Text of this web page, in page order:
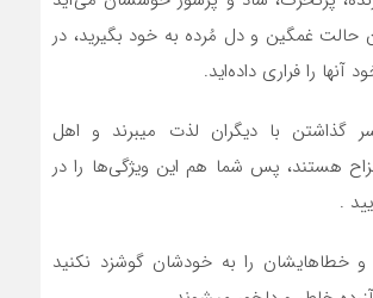
حالت غمگين و دل مُرده به خود بگيريد، در
را فراري داده‌ايد.
گذاشتن با ديگران لذت ميبرند و اهل
هستند، پس شما هم اين ويژگي‌ها را در
.
و خطاهايشان را به خودشان گوشزد نکنيد